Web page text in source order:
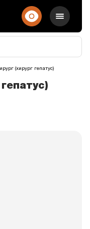
(хирург гепатус)